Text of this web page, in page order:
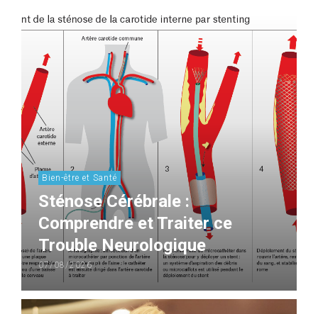
Bien-être et Santé
Sténose Cérébrale :
Comprendre et Traiter ce
Trouble Neurologique
07/08/2026